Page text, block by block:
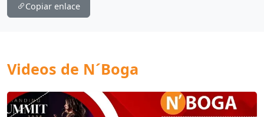
Copiar enlace
Videos de N´Boga